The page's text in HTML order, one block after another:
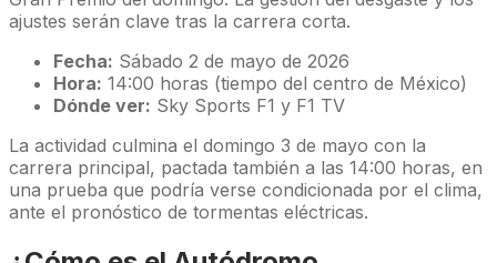
ajustes serán clave tras la carrera corta.
Fecha: Sábado 2 de mayo de 2026
Hora: 14:00 horas (tiempo del centro de México)
Dónde ver: Sky Sports F1 y F1 TV
La actividad culmina el domingo 3 de mayo con la
carrera principal, pactada también a las 14:00 horas, en
una prueba que podría verse condicionada por el clima,
ante el pronóstico de tormentas eléctricas.